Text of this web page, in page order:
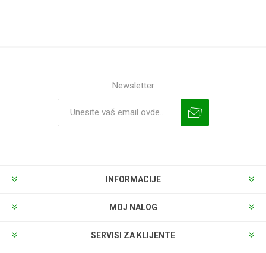
Newsletter
INFORMACIJE
MOJ NALOG
SERVISI ZA KLIJENTE